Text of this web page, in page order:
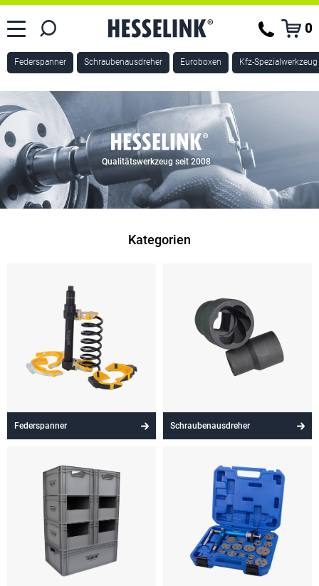
0
Federspanner Schraubenausdreher Euroboxen Kfz-Spezialwerkzeug
Qualitätswerkzeug seit 2008
Federspanner Schraubenausdreher